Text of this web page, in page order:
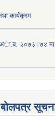
कार्यक्रम
अा.ब. २०७३।७४ मा